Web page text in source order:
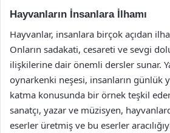
Hayvanların İnsanlara İlhamı
Hayvanlar, insanlara birçok açıdan
Onların sadakati, cesareti ve sevgi
ilişkilerine dair önemli dersler sunar.
oynarkenki neşesi, insanların günlük
katma konusunda bir örnek teşkil
sanatçı, yazar ve müzisyen,
eserler üretmiş ve bu eserler